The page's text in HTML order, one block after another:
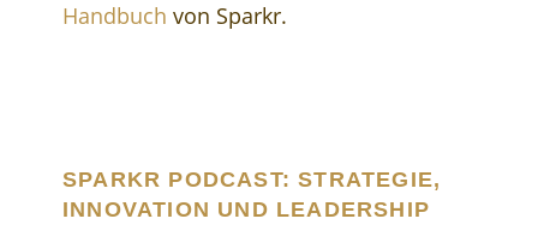
Handbuch von Sparkr.
SPARKR PODCAST: STRATEGIE,
INNOVATION UND LEADERSHIP